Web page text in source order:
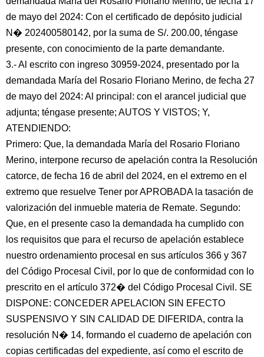
de mayo del 2024: Con el certificado de depósito judicial
N� 202400580142, por la suma de S/. 200.00, téngase
presente, con conocimiento de la parte demandante.
3.- Al escrito con ingreso 30959-2024, presentado por la
demandada María del Rosario Floriano Merino, de fecha 27
de mayo del 2024: Al principal: con el arancel judicial que
adjunta; téngase presente; AUTOS Y VISTOS; Y,
ATENDIENDO:
Primero: Que, la demandada María del Rosario Floriano
Merino, interpone recurso de apelación contra la Resolución
catorce, de fecha 16 de abril del 2024, en el extremo en el
extremo que resuelve Tener por APROBADA la tasación de
valorización del inmueble materia de Remate. Segundo:
Que, en el presente caso la demandada ha cumplido con
los requisitos que para el recurso de apelación establece
nuestro ordenamiento procesal en sus artículos 366 y 367
del Código Procesal Civil, por lo que de conformidad con lo
prescrito en el artículo 372� del Código Procesal Civil. SE
DISPONE: CONCEDER APELACION SIN EFECTO
SUSPENSIVO Y SIN CALIDAD DE DIFERIDA, contra la
resolución N� 14, formando el cuaderno de apelación con
copias certificadas del expediente, así como el escrito de